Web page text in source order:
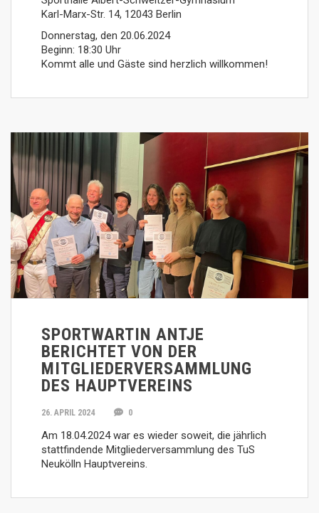
Karl-Marx-Str. 14, 12043 Berlin
Donnerstag, den 20.06.2024
Beginn: 18:30 Uhr
Kommt alle und Gäste sind herzlich willkommen!
SPORTWARTIN ANTJE
BERICHTET VON DER
MITGLIEDERVERSAMMLUNG
DES HAUPTVEREINS
26. APRIL 2024 0
Am 18.04.2024 war es wieder soweit, die jährlich
stattfindende Mitgliederversammlung des TuS
Neukölln Hauptvereins.